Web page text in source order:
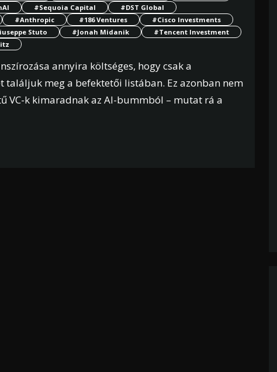
#Sequoia Capital
#DST Global
#Anthropic #186 Ventures
#Cisco Investments
Stuto #Jonah Midanik
#Tencent Investment
annyira költséges, hogy csak a
meg a befektetői listában. Ez azonban nem
VC-k kimaradnak az AI-bummból – mutat rá a